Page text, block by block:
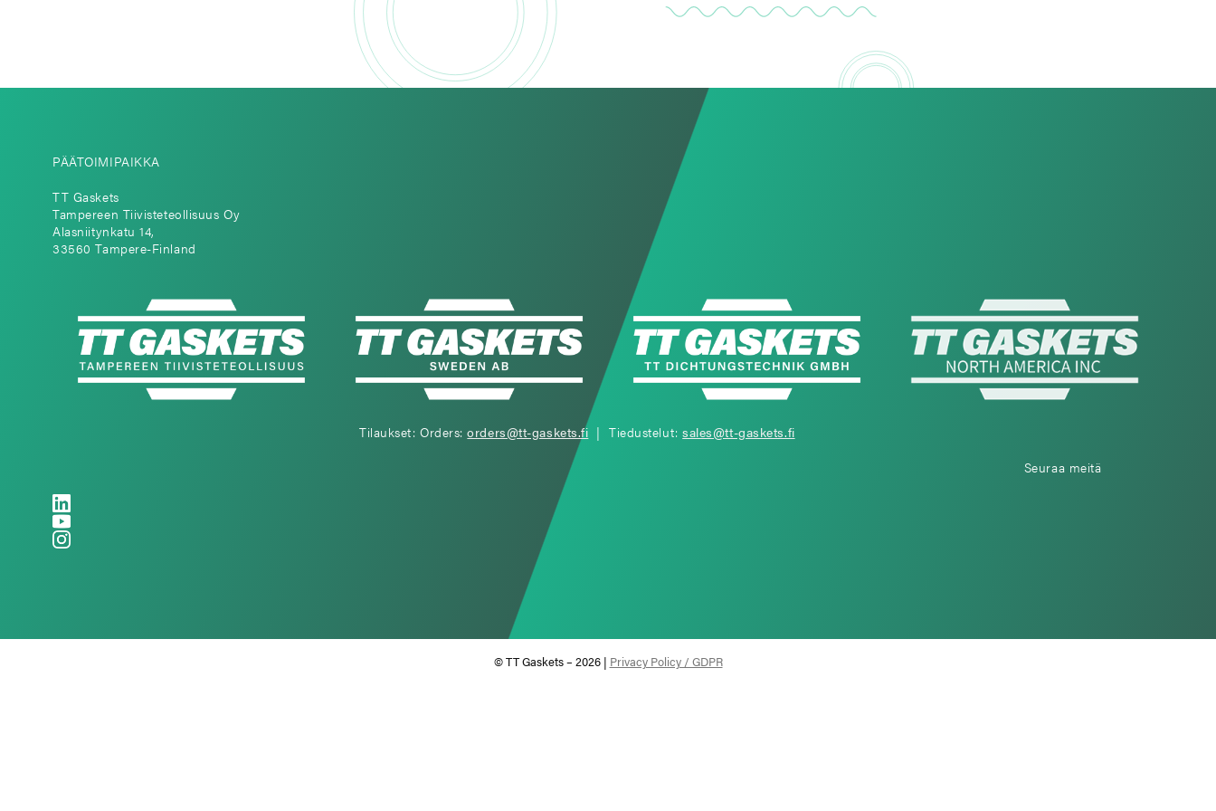
PÄÄTOIMIPAIKKA
TT Gaskets
Tampereen Tiivisteteollisuus Oy
Alasniitynkatu 14,
33560 Tampere-Finland
Tilaukset: Orders:orders@tt-gaskets.fi | Tiedustelut:sales@tt-gaskets.fi
Seuraa meitä
© TT Gaskets – 2026 | Privacy Policy / GDPR